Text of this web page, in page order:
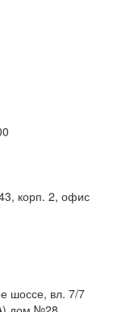
корп. 2, офис
шоссе, вл. 7/7